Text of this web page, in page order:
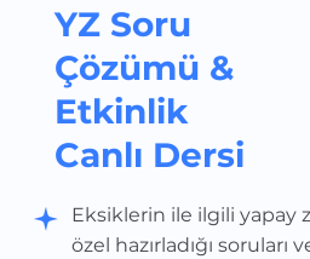
YZ Soru
Çözümü &
Etkinlik
Canlı Dersi
Eksiklerin ile ilgili yapay
özel hazırladığı soruları